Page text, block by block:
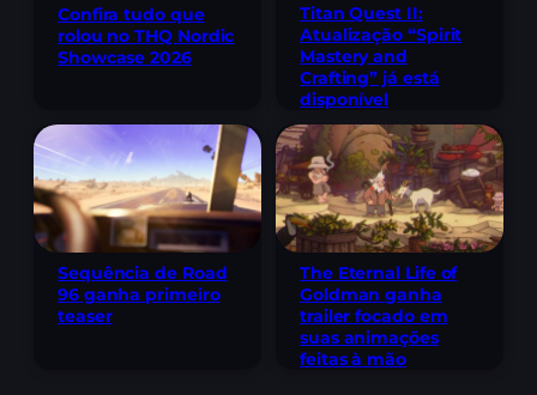
Confira tudo que
rolou no THQ Nordic
Showcase 2026
Titan Quest II:
Atualização “Spirit
Mastery and
Crafting” já está
disponível
Sequência de Road
96 ganha primeiro
teaser
The Eternal Life of
Goldman ganha
trailer focado em
suas animações
feitas à mão